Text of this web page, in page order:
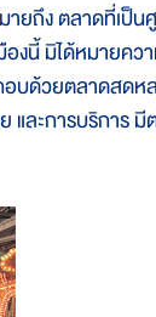
ถึง ตลาดที่เป็น
งนี้ มิได้หมายคว
อบด้วยตลาดสด
ละการบริการ มี